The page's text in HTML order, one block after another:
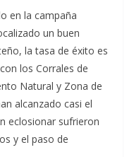
en la campaña
un buen
la tasa de éxito es
los Corrales de
Natural y Zona de
alcanzado casi el
eclosionar sufrieron
y el paso de